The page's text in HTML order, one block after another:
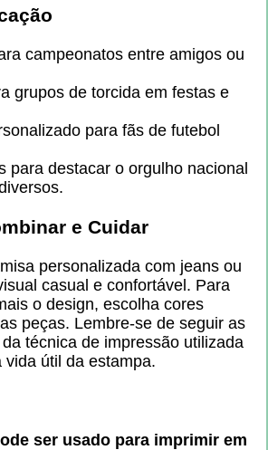
campeonatos entre amigos ou
grupos de torcida em festas e
para fãs de futebol
para destacar o orgulho nacional
e Cuidar
personalizada com jeans ou
casual e confortável. Para
o design, escolha cores
peças. Lembre-se de seguir as
técnica de impressão utilizada
vida útil da estampa.
ser usado para imprimir em